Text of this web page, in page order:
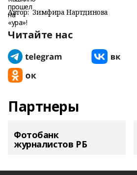
Автор: Зимфира Нартдинова
Читайте нас
Партнеры
Фотобанк
журналистов РБ